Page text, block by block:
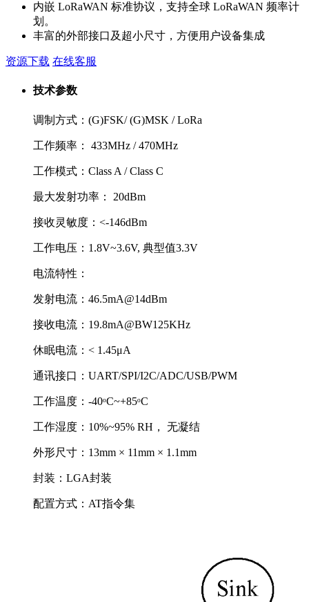
内嵌 LoRaWAN 标准协议，支持全球 LoRaWAN 频率计
划。
丰富的外部接口及超小尺寸，方便用户设备集成
资源下载 在线客服
技术参数
调制方式：(G)FSK/ (G)MSK / LoRa
工作频率： 433MHz / 470MHz
工作模式：Class A / Class C
最大发射功率： 20dBm
接收灵敏度：<-146dBm
工作电压：1.8V~3.6V, 典型值3.3V
电流特性：
发射电流：46.5mA@14dBm
接收电流：19.8mA@BW125KHz
休眠电流：< 1.45μA
通讯接口：UART/SPI/I2C/ADC/USB/PWM
工作温度：-40ᵒC~+85ᵒC
工作湿度：10%~95% RH， 无凝结
外形尺寸：13mm × 11mm × 1.1mm
封装：LGA封装
配置方式：AT指令集